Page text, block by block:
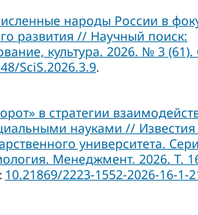
народы России в
развития // Научный поиск:
культура. 2026. № 3 (61).
SciS.2026.3.9.
в стратегии
науками //
университета.
Менеджмент. 2026. Т.
10.21869/2223-1552-2026-16-1-